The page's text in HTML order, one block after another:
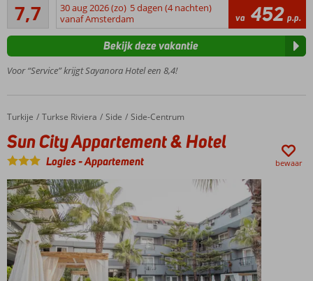
150
meter
gelegen
prijs-/kwaliteitsverhouding
3-
op basis
van All
inclusive
7,7
65
beoordelingen
30 aug 2026 (zo) 5 dagen (4 nachten)
vanaf Amsterdam
va 452 p.p.
Voor “Service” krijgt Sayanora Hotel een 8,4!
Bekijk deze vakantie
Home
Turkije Turkse Riviera Side Side-Centrum
Sun City Appartement & Hotel
Sun City Appartement & Hotel
Logies-Appartement bewaar